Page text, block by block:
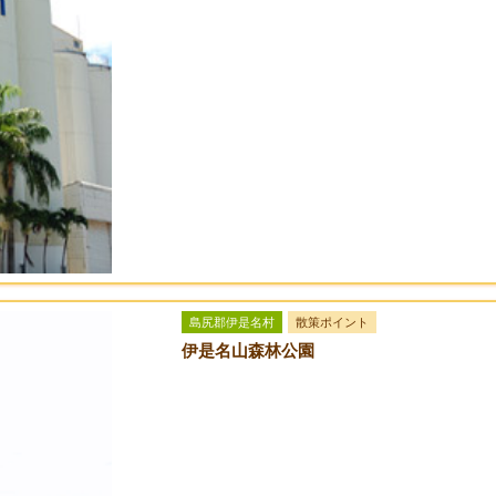
島尻郡伊是名村 散策ポイント
伊是名山森林公園